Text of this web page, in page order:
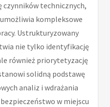
technicznych,
kompleksowe
Ustrukturyzowany
nie tylko identyfikację
również priorytetyzację
solidną podstawę
analiz i wdrażania
w miejscu